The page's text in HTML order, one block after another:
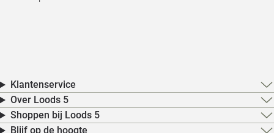
Klantenservice
Over Loods 5
Shoppen bij Loods 5
Blijf op de hoogte